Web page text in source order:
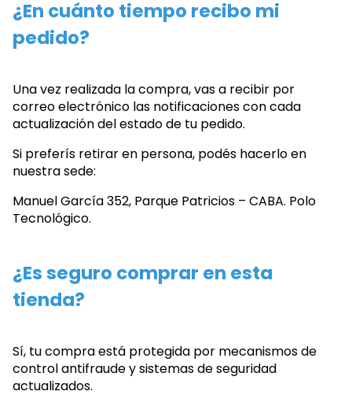
¿En cuánto tiempo recibo mi
pedido?
Una vez realizada la compra, vas a recibir por
correo electrónico las notificaciones con cada
actualización del estado de tu pedido.
Si preferís retirar en persona, podés hacerlo en
nuestra sede:
Manuel García 352, Parque Patricios – CABA. Polo
Tecnológico.
¿Es seguro comprar en esta
tienda?
Sí, tu compra está protegida por mecanismos de
control antifraude y sistemas de seguridad
actualizados.